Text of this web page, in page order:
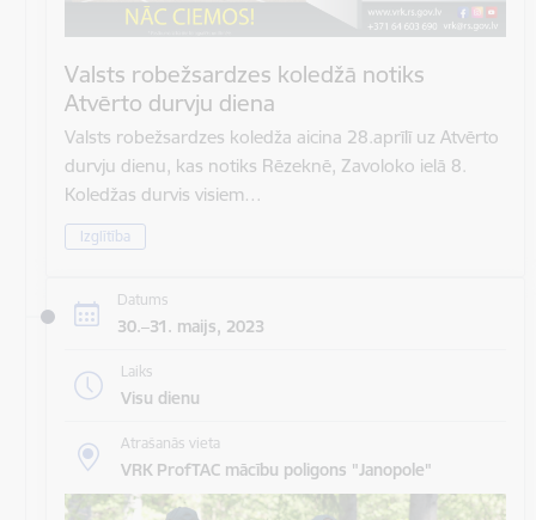
Valsts robežsardzes koledžā notiks
Atvērto durvju diena
Valsts robežsardzes koledža aicina 28.aprīlī uz Atvērto
durvju dienu, kas notiks Rēzeknē, Zavoloko ielā 8.
Koledžas durvis visiem…
Izglītība
Datums
30.–31. maijs, 2023
Laiks
Visu dienu
Atrašanās vieta
VRK ProfTAC mācību poligons "Janopole"